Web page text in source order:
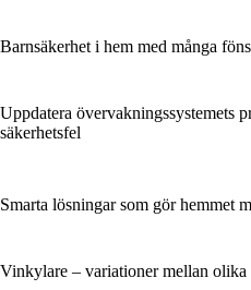
Barnsäkerhet i hem med många
Uppdatera övervakningssystemets
säkerhetsfel
Smarta lösningar som gör hemmet
Vinkylare – variationer mellan olika